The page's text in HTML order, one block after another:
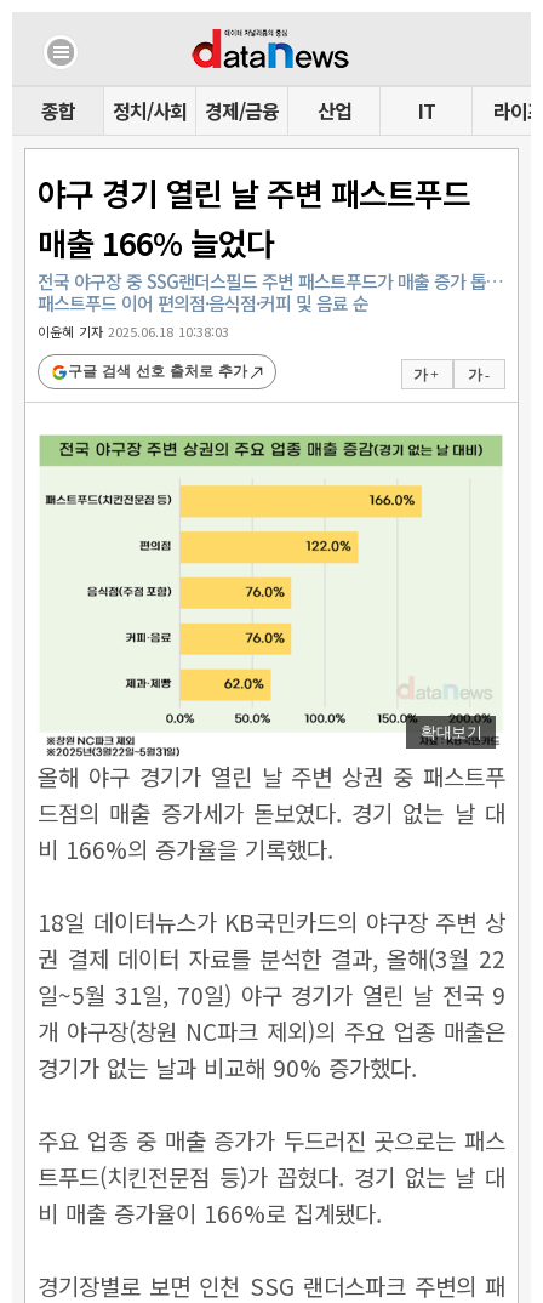
종합 정치/사회 경제/금융 산업 IT 라이프
야구 경기 열린 날 주변 패스트푸드
매출 166% 늘었다
전국 야구장 중 SSG랜더스필드 주변 패스트푸드가 매출 증가 톱…
패스트푸드 이어 편의점·음식점·커피 및 음료 순
이윤혜 기자2025.06.18 10:38:03
가 + 가 -
구글 검색 선호 출처로 추가
확대보기
올해 야구 경기가 열린 날 주변 상권 중 패스트푸
드점의 매출 증가세가 돋보였다. 경기 없는 날 대
비 166%의 증가율을 기록했다.
18일 데이터뉴스가 KB국민카드의 야구장 주변 상
권 결제 데이터 자료를 분석한 결과, 올해(3월 22
일~5월 31일, 70일) 야구 경기가 열린 날 전국 9
개 야구장(창원 NC파크 제외)의 주요 업종 매출은
경기가 없는 날과 비교해 90% 증가했다.
주요 업종 중 매출 증가가 두드러진 곳으로는 패스
트푸드(치킨전문점 등)가 꼽혔다. 경기 없는 날 대
비 매출 증가율이 166%로 집계됐다.
경기장별로 보면 인천 SSG 랜더스파크 주변의 패